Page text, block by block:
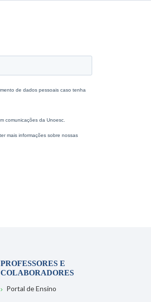
PROFESSORES E
COLABORADORES
Portal de Ensino